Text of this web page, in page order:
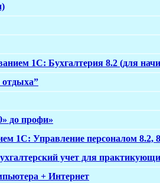
1С: Бухгалтерия 8.2 (для
отдыха”
до профи»
1С: Управление персоналом 8.2,
учет для
+ Интернет